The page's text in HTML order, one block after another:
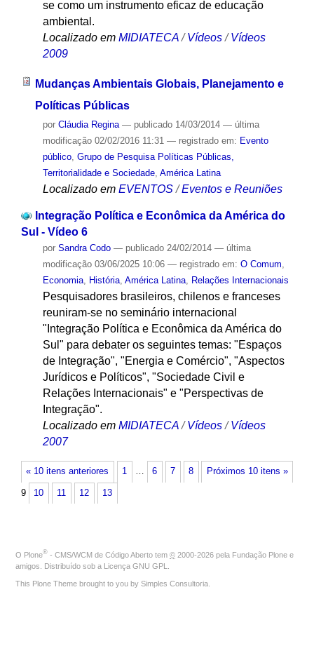
se como um instrumento eficaz de educação
ambiental.
Localizado em MIDIATECA /Vídeos /Vídeos
2009
Mudanças Ambientais Globais, Planejamento e
Políticas Públicas
por Cláudia Regina — publicado14/03/2014 — última
modificação02/02/2016 11:31 — registrado em: Evento
público, Grupo de Pesquisa Políticas Públicas,
Territorialidade e Sociedade, América Latina
Localizado em EVENTOS /Eventos e Reuniões
Integração Política e Econômica da América do
Sul - Vídeo 6
por Sandra Codo — publicado24/02/2014 — última
modificação03/06/2025 10:06 — registrado em: O Comum,
Economia, História, América Latina, Relações Internacionais
Pesquisadores brasileiros, chilenos e franceses
reuniram-se no seminário internacional
"Integração Política e Econômica da América do
Sul" para debater os seguintes temas: "Espaços
de Integração", "Energia e Comércio", "Aspectos
Jurídicos e Políticos", "Sociedade Civil e
Relações Internacionais" e "Perspectivas de
Integração".
Localizado em MIDIATECA /Vídeos /Vídeos
2007
« 10 itens anteriores Próximos 10 itens »
1 … 6 7 8
9 10 11 12 13
O Plone® - CMS/WCM de Código Aberto tem © 2000-2026 pela Fundação Plone e
amigos. Distribuído sob a Licença GNU GPL
This Plone Theme brought to you by Simples Consultoria